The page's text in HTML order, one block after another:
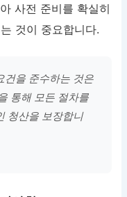
사전 준비를 확실히
것이 중요합니다.
건을 준수하는 것은
통해 모든 절차를
청산을 보장합니